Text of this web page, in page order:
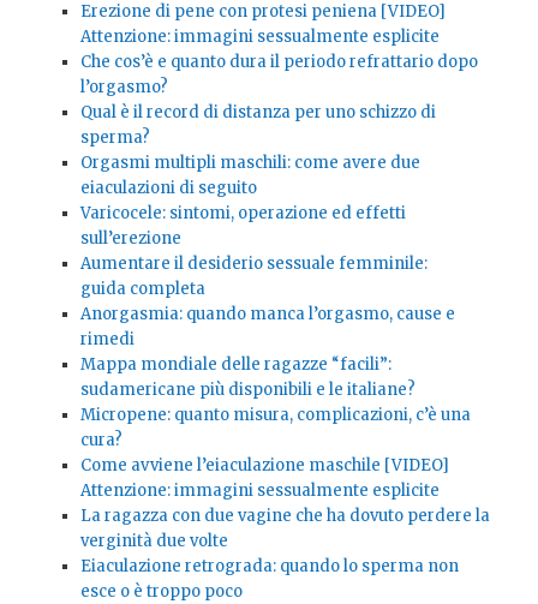
Erezione di pene con protesi peniena [VIDEO]
Attenzione: immagini sessualmente esplicite
Che cos’è e quanto dura il periodo refrattario dopo
l’orgasmo?
Qual è il record di distanza per uno schizzo di
sperma?
Orgasmi multipli maschili: come avere due
eiaculazioni di seguito
Varicocele: sintomi, operazione ed effetti
sull’erezione
Aumentare il desiderio sessuale femminile:
guida completa
Anorgasmia: quando manca l’orgasmo, cause e
rimedi
Mappa mondiale delle ragazze “facili”:
sudamericane più disponibili e le italiane?
Micropene: quanto misura, complicazioni, c’è una
cura?
Come avviene l’eiaculazione maschile [VIDEO]
Attenzione: immagini sessualmente esplicite
La ragazza con due vagine che ha dovuto perdere la
verginità due volte
Eiaculazione retrograda: quando lo sperma non
esce o è troppo poco